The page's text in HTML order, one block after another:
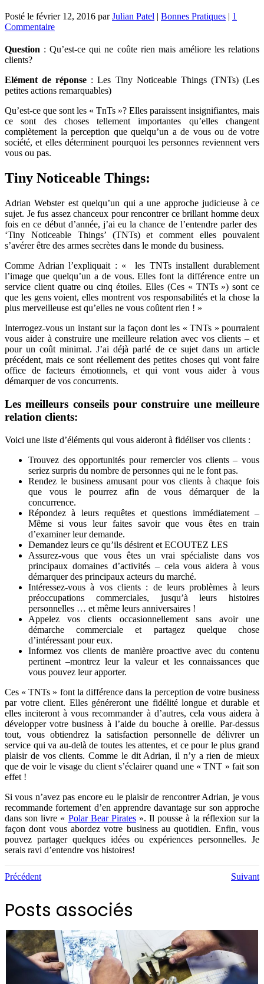
Posté le février 12, 2016 parJulian Patel | Bonnes Pratiques | 1
Commentaire
Question : Qu’est-ce qui ne coûte rien mais améliore les relations
clients?
Elément de réponse : Les Tiny Noticeable Things (TNTs) (Les
petites actions remarquables)
Qu’est-ce que sont les « TnTs »? Elles paraissent insignifiantes, mais
ce sont des choses tellement importantes qu’elles changent
complètement la perception que quelqu’un a de vous ou de votre
société, et elles déterminent pourquoi les personnes reviennent vers
vous ou pas.
Tiny Noticeable Things:
Adrian Webster est quelqu’un qui a une approche judicieuse à ce
sujet. Je fus assez chanceux pour rencontrer ce brillant homme deux
fois en ce début d’année, j’ai eu la chance de l’entendre parler des
‘Tiny Noticeable Things’ (TNTs) et comment elles pouvaient
s’avérer être des armes secrètes dans le monde du business.
Comme Adrian l’expliquait : « les TNTs installent durablement
l’image que quelqu’un a de vous. Elles font la différence entre un
service client quatre ou cinq étoiles. Elles (Ces « TNTs ») sont ce
que les gens voient, elles montrent vos responsabilités et la chose la
plus merveilleuse est qu’elles ne vous coûtent rien ! »
Interrogez-vous un instant sur la façon dont les « TNTs » pourraient
vous aider à construire une meilleure relation avec vos clients – et
pour un coût minimal. J’ai déjà parlé de ce sujet dans un article
précédent, mais ce sont réellement des petites choses qui vont faire
office de facteurs émotionnels, et qui vont vous aider à vous
démarquer de vos concurrents.
Les meilleurs conseils pour construire une meilleure
relation clients:
Voici une liste d’éléments qui vous aideront à fidéliser vos clients :
Trouvez des opportunités pour remercier vos clients – vous
seriez surpris du nombre de personnes qui ne le font pas.
Rendez le business amusant pour vos clients à chaque fois
que vous le pourrez afin de vous démarquer de la
concurrence.
Répondez à leurs requêtes et questions immédiatement –
Même si vous leur faites savoir que vous êtes en train
d’examiner leur demande.
Demandez leurs ce qu’ils désirent et ECOUTEZ LES
Assurez-vous que vous êtes un vrai spécialiste dans vos
principaux domaines d’activités – cela vous aidera à vous
démarquer des principaux acteurs du marché.
Intéressez-vous à vos clients : de leurs problèmes à leurs
préoccupations commerciales, jusqu’à leurs histoires
personnelles … et même leurs anniversaires !
Appelez vos clients occasionnellement sans avoir une
démarche commerciale et partagez quelque chose
d’intéressant pour eux.
Informez vos clients de manière proactive avec du contenu
pertinent –montrez leur la valeur et les connaissances que
vous pouvez leur apporter.
Ces « TNTs » font la différence dans la perception de votre business
par votre client. Elles généreront une fidélité longue et durable et
elles inciteront à vous recommander à d’autres, cela vous aidera à
développer votre business à l’aide du bouche à oreille. Par-dessus
tout, vous obtiendrez la satisfaction personnelle de délivrer un
service qui va au-delà de toutes les attentes, et ce pour le plus grand
plaisir de vos clients. Comme le dit Adrian, il n’y a rien de mieux
que de voir le visage du client s’éclairer quand une « TNT » fait son
effet !
Si vous n’avez pas encore eu le plaisir de rencontrer Adrian, je vous
recommande fortement d’en apprendre davantage sur son approche
dans son livre « Polar Bear Pirates». Il pousse à la réflexion sur la
façon dont vous abordez votre business au quotidien. Enfin, vous
pouvez partager quelques idées ou expériences personnelles. Je
serais ravi d’entendre vos histoires!
Précédent Suivant
Posts associés